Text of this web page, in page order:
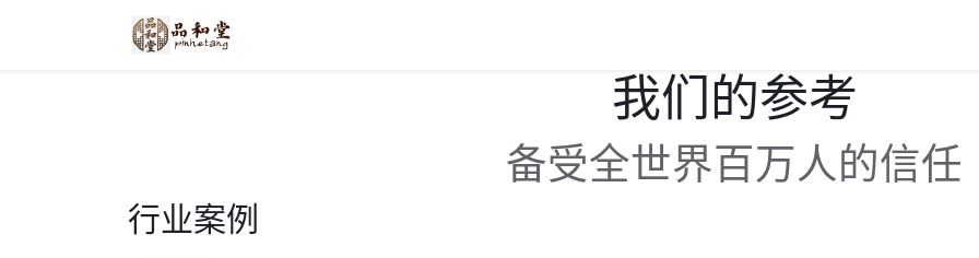
我们的参考
备受全世界百万人的信任
行业案例